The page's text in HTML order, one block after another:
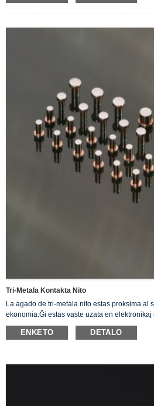
Tri-Metala Kontakta Nito
La agado de tri-metala nito estas proksima al
ekonomia.Ĝi estas vaste uzata en
ŝaltiloj, relajsoj, kontaktiloj, regiloj ktp.
ENKETO DETALO